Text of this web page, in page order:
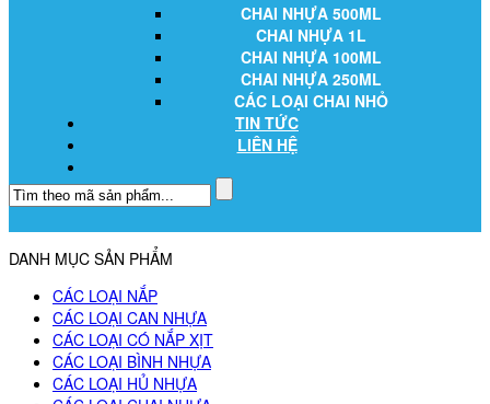
CHAI NHỰA 500ML
CHAI NHỰA 1L
CHAI NHỰA 100ML
CHAI NHỰA 250ML
CÁC LOẠI CHAI NHỎ
TIN TỨC
LIÊN HỆ
DANH MỤC SẢN PHẨM
CÁC LOẠI NẮP
CÁC LOẠI CAN NHỰA
CÁC LOẠI CÓ NẮP XỊT
CÁC LOẠI BÌNH NHỰA
CÁC LOẠI HỦ NHỰA